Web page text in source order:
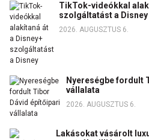
TikTok-videókkal
szolgáltatást a Disney
2026. AUGUSZTUS 6.
Nyereségbe fordult
vállalata
2026. AUGUSZTUS 6.
Lakásokat vásárolt